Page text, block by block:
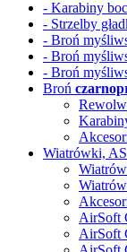
- Karabiny
- Strzelby
- Broń
- Broń
- Broń
Broń
Wiatrówki,
AirSoft
AirSoft